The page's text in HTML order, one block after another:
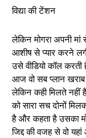
विद्या की टेंशन
लेकिन मोगरा अपनी
आशीष से प्यार करने
उसे वीडियो कॉल
आज वो सब प्लान खराब
लेकिन कही मिलते नहीं
को सारा सच दोनों
है और कहता है उसका
जिद्द की वजह से वो